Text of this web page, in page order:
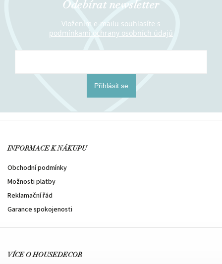
Odebírat newsletter
Vložením e-mailu souhlasíte s
podmínkami ochrany osobních údajů
Přihlásit se
INFORMACE K NÁKUPU
Obchodní podmínky
Možnosti platby
Reklamační řád
Garance spokojenosti
VÍCE O HOUSEDECOR